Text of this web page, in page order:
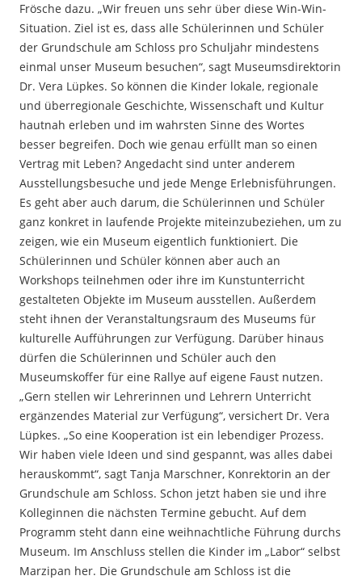
Frösche dazu. „Wir freuen uns sehr über diese Win-Win-
Situation. Ziel ist es, dass alle Schülerinnen und Schüler
der Grundschule am Schloss pro Schuljahr mindestens
einmal unser Museum besuchen“, sagt Museumsdirektorin
Dr. Vera Lüpkes. So können die Kinder lokale, regionale
und überregionale Geschichte, Wissenschaft und Kultur
hautnah erleben und im wahrsten Sinne des Wortes
besser begreifen. Doch wie genau erfüllt man so einen
Vertrag mit Leben? Angedacht sind unter anderem
Ausstellungsbesuche und jede Menge Erlebnisführungen.
Es geht aber auch darum, die Schülerinnen und Schüler
ganz konkret in laufende Projekte miteinzubeziehen, um zu
zeigen, wie ein Museum eigentlich funktioniert. Die
Schülerinnen und Schüler können aber auch an
Workshops teilnehmen oder ihre im Kunstunterricht
gestalteten Objekte im Museum ausstellen. Außerdem
steht ihnen der Veranstaltungsraum des Museums für
kulturelle Aufführungen zur Verfügung. Darüber hinaus
dürfen die Schülerinnen und Schüler auch den
Museumskoffer für eine Rallye auf eigene Faust nutzen.
„Gern stellen wir Lehrerinnen und Lehrern Unterricht
ergänzendes Material zur Verfügung“, versichert Dr. Vera
Lüpkes. „So eine Kooperation ist ein lebendiger Prozess.
Wir haben viele Ideen und sind gespannt, was alles dabei
herauskommt“, sagt Tanja Marschner, Konrektorin an der
Grundschule am Schloss. Schon jetzt haben sie und ihre
Kolleginnen die nächsten Termine gebucht. Auf dem
Programm steht dann eine weihnachtliche Führung durchs
Museum. Im Anschluss stellen die Kinder im „Labor“ selbst
Marzipan her. Die Grundschule am Schloss ist die